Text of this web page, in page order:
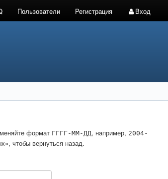
Пользователи Регистрация Вход
формат ГГГГ-ММ-ДД, например, 2004-
чтобы вернуться назад.